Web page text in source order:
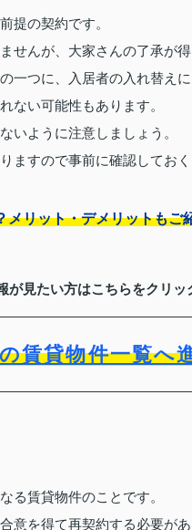
提の契約です。
せんが、大家さんの了承が
一つに、入居者の入れ替え
ない可能性もあります。
いように注意しましょう。
ますので事前に確認しておく
メリット・デメリットもご
が見たい方はこちらをクリッ
賃貸物件一覧へ
る賃貸物件のことです。
意を得て再契約する必要があ